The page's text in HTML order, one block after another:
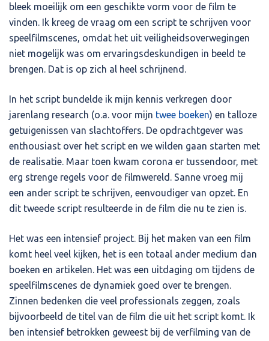
bleek moeilijk om een geschikte vorm voor de film te
vinden. Ik kreeg de vraag om een script te schrijven voor
speelfilmscenes, omdat het uit veiligheidsoverwegingen
niet mogelijk was om ervaringsdeskundigen in beeld te
brengen. Dat is op zich al heel schrijnend.
In het script bundelde ik mijn kennis verkregen door
jarenlang research (o.a. voor mijn twee boeken) en talloze
getuigenissen van slachtoffers. De opdrachtgever was
enthousiast over het script en we wilden gaan starten met
de realisatie. Maar toen kwam corona er tussendoor, met
erg strenge regels voor de filmwereld. Sanne vroeg mij
een ander script te schrijven, eenvoudiger van opzet. En
dit tweede script resulteerde in de film die nu te zien is.
Het was een intensief project. Bij het maken van een film
komt heel veel kijken, het is een totaal ander medium dan
boeken en artikelen. Het was een uitdaging om tijdens de
speelfilmscenes de dynamiek goed over te brengen.
Zinnen bedenken die veel professionals zeggen, zoals
bijvoorbeeld de titel van de film die uit het script komt. Ik
ben intensief betrokken geweest bij de verfilming van de